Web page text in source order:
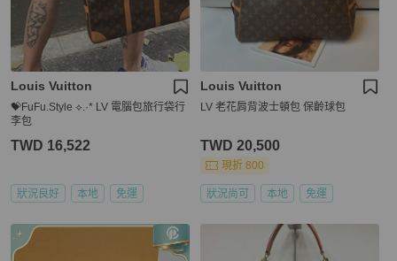
Louis Vuitton
💝FuFu.Style ⟡.·* LV 電腦包旅行袋行
李包
TWD 16,522
狀況良好 本地 免運
Louis Vuitton
LV 老花肩背波士頓包 保齡球包
TWD 20,500
現折 800
狀況尚可 本地 免運